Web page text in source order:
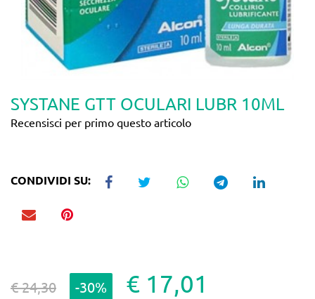
SYSTANE GTT OCULARI LUBR 10ML
Recensisci per primo questo articolo
CONDIVIDI SU:
€ 24,30 -30% € 17,01